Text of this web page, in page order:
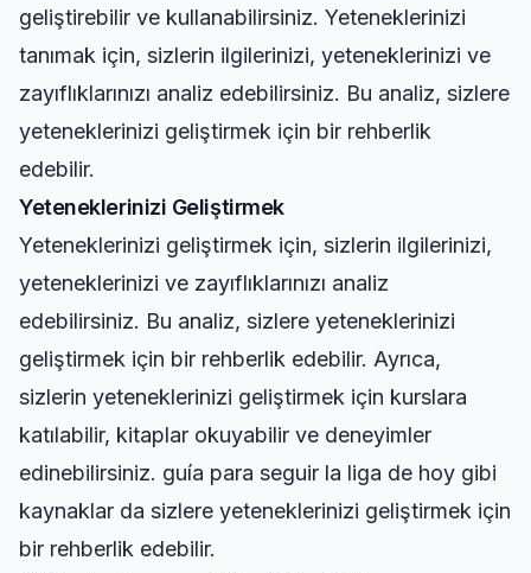
geliştirebilir ve kullanabilirsiniz. Yeteneklerinizi
tanımak için, sizlerin ilgilerinizi, yeteneklerinizi ve
zayıflıklarınızı analiz edebilirsiniz. Bu analiz, sizlere
yeteneklerinizi geliştirmek için bir rehberlik
edebilir.
Yeteneklerinizi Geliştirmek
Yeteneklerinizi geliştirmek için, sizlerin ilgilerinizi,
yeteneklerinizi ve zayıflıklarınızı analiz
edebilirsiniz. Bu analiz, sizlere yeteneklerinizi
geliştirmek için bir rehberlik edebilir. Ayrıca,
sizlerin yeteneklerinizi geliştirmek için kurslara
katılabilir, kitaplar okuyabilir ve deneyimler
edinebilirsiniz. guía para seguir la liga de hoy gibi
kaynaklar da sizlere yeteneklerinizi geliştirmek için
bir rehberlik edebilir.